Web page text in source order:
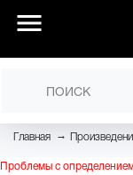
Главная →
Проблемы с